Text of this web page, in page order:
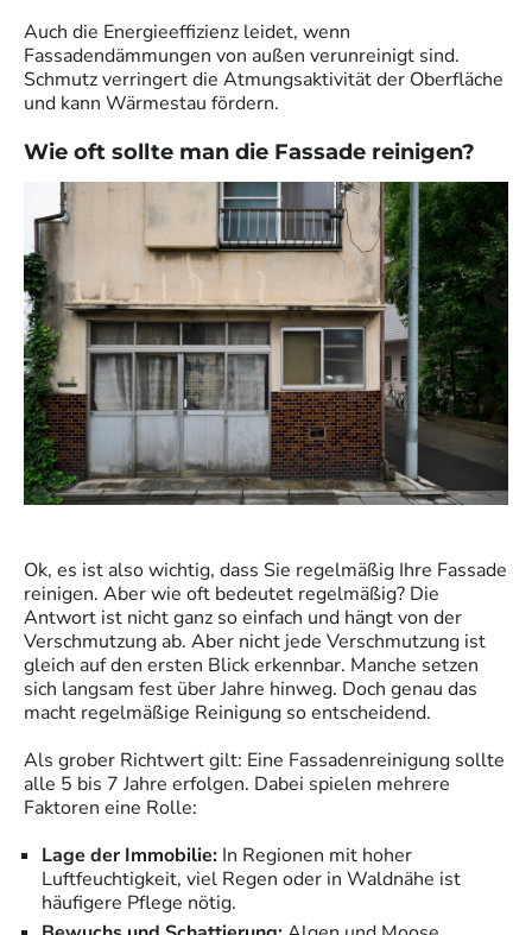
Auch die Energieeffizienz leidet, wenn
Fassadendämmungen von außen verunreinigt sind.
Schmutz verringert die Atmungsaktivität der Oberfläche
und kann Wärmestau fördern.
Wie oft sollte man die Fassade reinigen?
Ok, es ist also wichtig, dass Sie regelmäßig Ihre Fassade
reinigen. Aber wie oft bedeutet regelmäßig? Die
Antwort ist nicht ganz so einfach und hängt von der
Verschmutzung ab. Aber nicht jede Verschmutzung ist
gleich auf den ersten Blick erkennbar. Manche setzen
sich langsam fest über Jahre hinweg. Doch genau das
macht regelmäßige Reinigung so entscheidend.
Als grober Richtwert gilt: Eine Fassadenreinigung sollte
alle 5 bis 7 Jahre erfolgen. Dabei spielen mehrere
Faktoren eine Rolle:
Lage der Immobilie: In Regionen mit hoher
Luftfeuchtigkeit, viel Regen oder in Waldnähe ist
häufigere Pflege nötig.